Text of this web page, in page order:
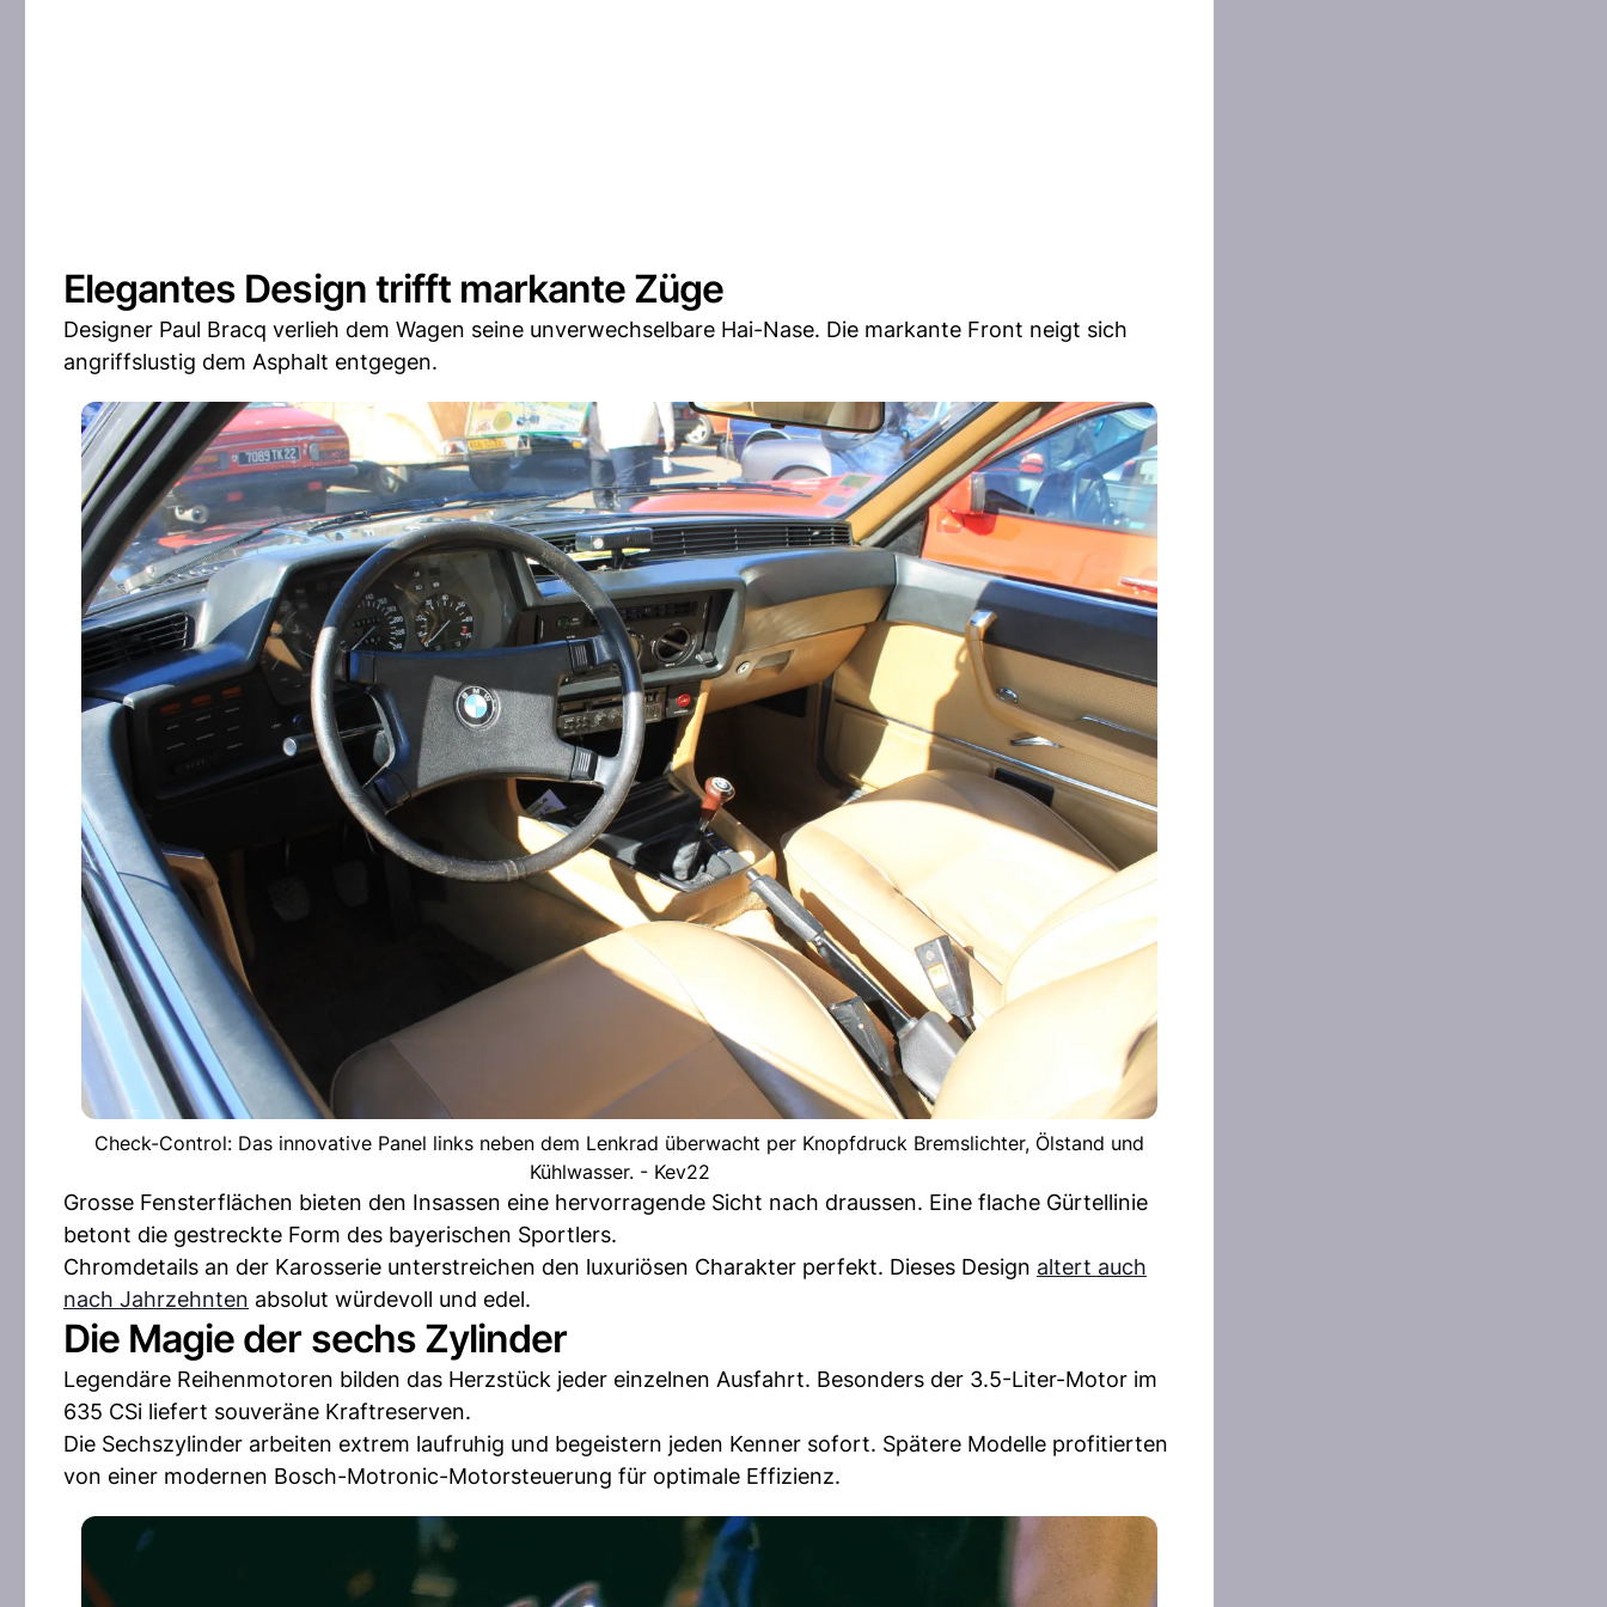
Elegantes Design trifft markante Züge
Designer Paul Bracq verlieh dem Wagen seine unverwechselbare Hai-Nase. Die markante Front neigt sich
angriffslustig dem Asphalt entgegen.
Check-Control: Das innovative Panel links neben dem Lenkrad überwacht per Knopfdruck Bremslichter, Ölstand und
Kühlwasser. - Kev22
Grosse Fensterflächen bieten den Insassen eine hervorragende Sicht nach draussen. Eine flache Gürtellinie
betont die gestreckte Form des bayerischen Sportlers.
Chromdetails an der Karosserie unterstreichen den luxuriösen Charakter perfekt. Dieses Design altert auch
nach Jahrzehnten absolut würdevoll und edel.
Die Magie der sechs Zylinder
Legendäre Reihenmotoren bilden das Herzstück jeder einzelnen Ausfahrt. Besonders der 3.5-Liter-Motor im
635 CSi liefert souveräne Kraftreserven.
Die Sechszylinder arbeiten extrem laufruhig und begeistern jeden Kenner sofort. Spätere Modelle profitierten
von einer modernen Bosch-Motronic-Motorsteuerung für optimale Effizienz.